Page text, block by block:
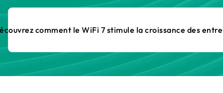
comment le WiFi 7 stimule la croissance des